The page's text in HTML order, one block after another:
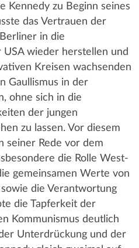
Kennedy zu Beginn seines
das Vertrauen der
in die
wieder herstellen und
Kreisen wachsenden
Gaullismus in der
ohne sich in die
der jungen
zu lassen. Vor diesem
seiner Rede vor dem
die Rolle West-
gemeinsamen Werte von
die Verantwortung
die Tapferkeit der
Kommunismus deutlich
Unterdrückung und der